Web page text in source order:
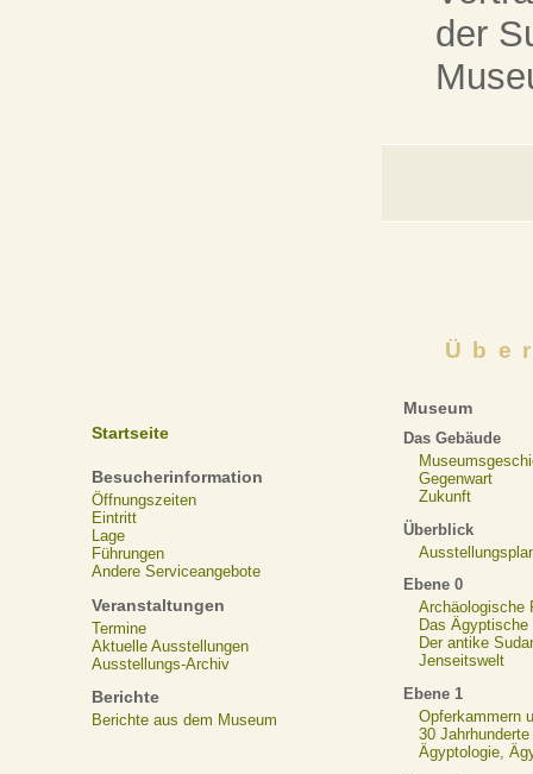
der
Startseite
Besucherinformation
Öffnungszeiten
Eintritt
Lage
Führungen
Andere Serviceangebote
Veranstaltungen
Termine
Aktuelle Ausstellungen
Ausstellungs-Archiv
Berichte
Berichte aus dem Museum
Museum
Das Gebäude
Gegenwart
Zukunft
Überblick
Ebene 0
Archäologische
Das Ägyptische
Der antike
Jenseitswelt
Ebene 1
Opferkammern
30
Ägyptologie,